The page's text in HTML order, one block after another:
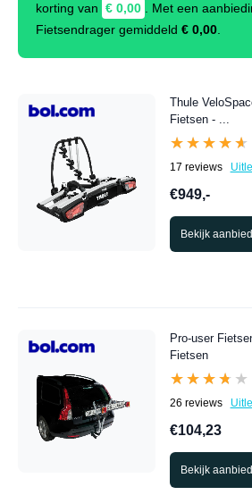
korting van € 0,00
. Met een
Fietsendrager gemiddeld € 0,00
Thule
Fietsen - ...
★★★★★
★★★★★
17 reviews
€949,-
Bekijk
Pro-user
Fietsen
★★★★★
★★★★★
26 reviews
€104,23
Bekijk